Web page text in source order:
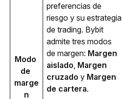
Modo
de
marge
n
preferencias de
riesgo y su estrategia
de trading. Bybit
admite tres modos
de margen: Margen
aislado Margen
cruzado y Margen
de cartera.